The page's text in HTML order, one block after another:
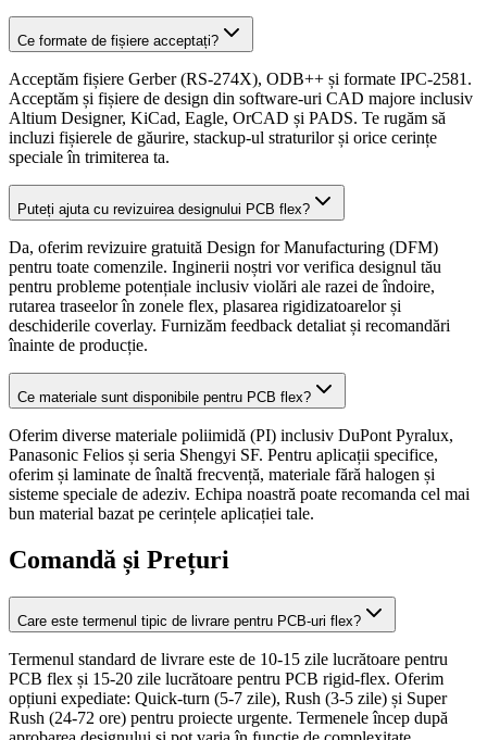
Ce formate de fișiere acceptați?
Acceptăm fișiere Gerber (RS-274X), ODB++ și formate IPC-2581.
Acceptăm și fișiere de design din software-uri CAD majore inclusiv
Altium Designer, KiCad, Eagle, OrCAD și PADS. Te rugăm să
incluzi fișierele de găurire, stackup-ul straturilor și orice cerințe
speciale în trimiterea ta.
Puteți ajuta cu revizuirea designului PCB flex?
Da, oferim revizuire gratuită Design for Manufacturing (DFM)
pentru toate comenzile. Inginerii noștri vor verifica designul tău
pentru probleme potențiale inclusiv violări ale razei de îndoire,
rutarea traseelor în zonele flex, plasarea rigidizatoarelor și
deschiderile coverlay. Furnizăm feedback detaliat și recomandări
înainte de producție.
Ce materiale sunt disponibile pentru PCB flex?
Oferim diverse materiale poliimidă (PI) inclusiv DuPont Pyralux,
Panasonic Felios și seria Shengyi SF. Pentru aplicații specifice,
oferim și laminate de înaltă frecvență, materiale fără halogen și
sisteme speciale de adeziv. Echipa noastră poate recomanda cel mai
bun material bazat pe cerințele aplicației tale.
Comandă și Prețuri
Care este termenul tipic de livrare pentru PCB-uri flex?
Termenul standard de livrare este de 10-15 zile lucrătoare pentru
PCB flex și 15-20 zile lucrătoare pentru PCB rigid-flex. Oferim
opțiuni expediate: Quick-turn (5-7 zile), Rush (3-5 zile) și Super
Rush (24-72 ore) pentru proiecte urgente. Termenele încep după